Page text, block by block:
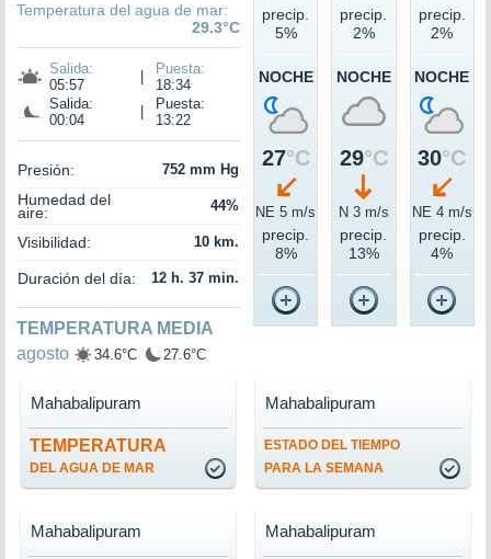
Temperatura del agua de mar:
29.3°C
Salida:
05:57
Puesta:
18:34
Salida:
00:04
Puesta:
13:22
Presión: 752 mm Hg
Humedad del
aire: 44%
Visibilidad: 10 km.
Duración del día: 12 h. 37 min.
TEMPERATURA MEDIA
agosto
34.6°C 27.6°C
precip.
5%
NOCHE
27°C
NE 5 m/s
precip.
8%
precip.
2%
NOCHE
29°C
N 3 m/s
precip.
13%
precip.
2%
NOCHE
30°C
NE 4 m/s
precip.
4%
TEMPERATURA
DEL AGUA DE MAR
Mahabalipuram
ESTADO DEL TIEMPO
PARA LA SEMANA
Mahabalipuram
Mahabalipuram Mahabalipuram